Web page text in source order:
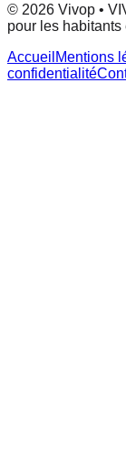
© 2026 Vivop •
pour les habitants
Accueil Mentions
confidentialité